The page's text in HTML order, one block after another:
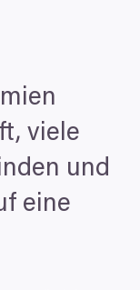
viele
und
eine